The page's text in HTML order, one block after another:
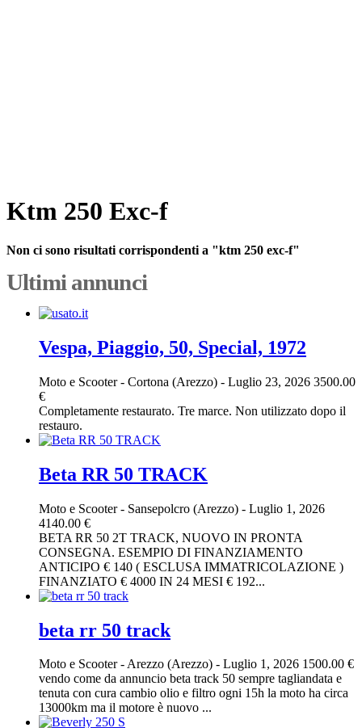
Ktm 250 Exc-f
Non ci sono risultati corrispondenti a "ktm 250 exc-f"
Ultimi annunci
Vespa, Piaggio, 50, Special, 1972
Moto e Scooter- Cortona (Arezzo) - Luglio 23, 2026 3500.00
€
Completamente restaurato. Tre marce. Non utilizzato dopo il
restauro.
Beta RR 50 TRACK
Moto e Scooter- Sansepolcro (Arezzo) - Luglio 1, 2026
4140.00 €
BETA RR 50 2T TRACK, NUOVO IN PRONTA
CONSEGNA. ESEMPIO DI FINANZIAMENTO
ANTICIPO € 140 ( ESCLUSA IMMATRICOLAZIONE )
FINANZIATO € 4000 IN 24 MESI € 192...
beta rr 50 track
Moto e Scooter-Arezzo (Arezzo) - Luglio 1, 2026 1500.00 €
vendo come da annuncio beta track 50 sempre tagliandata e
tenuta con cura cambio olio e filtro ogni 15h la moto ha circa
13000km ma il motore è nuovo ...